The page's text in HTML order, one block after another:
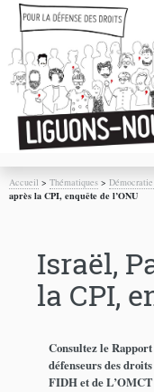
Accueil >Thématiques >
après la CPI, enquête de l’ONU
Israël,
la CPI,
Consultez le
défenseurs des
FIDH et de L’OMCT